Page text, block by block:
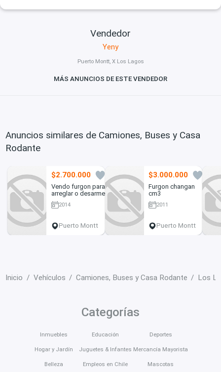
Vendedor
Yeny
Puerto Montt, X Los Lagos
MÁS ANUNCIOS DE ESTE VENDEDOR
Anuncios similares de Camiones, Buses y Casa
Rodante
$2.700.000
Vendo furgon para
arreglar o desarme
2014
Puerto Montt
$3.000.000
Furgon changan
cm3
2011
Puerto Montt
Inicio Vehículos Camiones, Buses y Casa Rodante Los
Categorías
Inmuebles
Hogar y Jardín
Belleza
Educación
Juguetes & Infantes
Empleos en Chile
Deportes
Mercancía Mayorista
Mascotas